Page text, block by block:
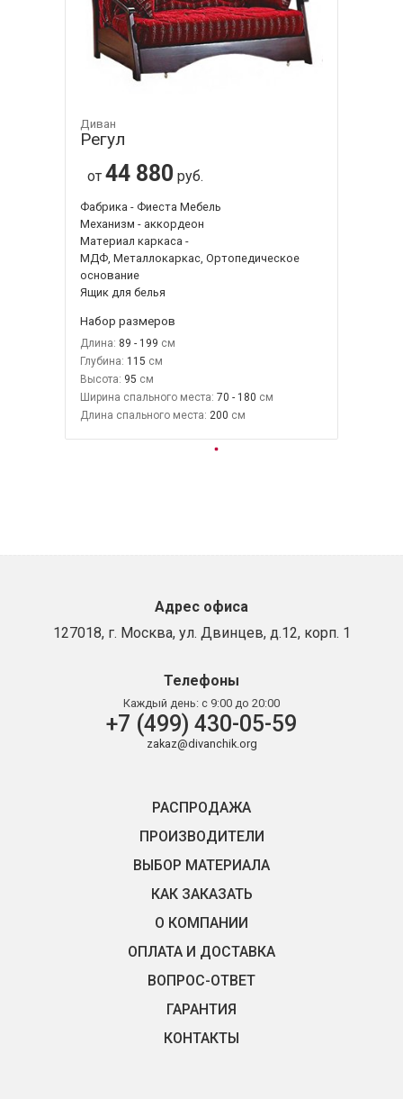
Диван
Регул
от 44 880 руб.
Фабрика - Фиеста Мебель
Механизм - аккордеон
Материал каркаса -
МДФ, Металлокаркас, Ортопедическое
основание
Ящик для белья
Набор размеров
Длина: 89 - 199
Глубина: 115
Высота: 95
Ширина спального места: 70 - 180
Длина спального места: 200
Адрес офиса
127018, г. Москва, ул. Двинцев, д.12, корп. 1
Телефоны
Каждый день: с 9:00 до 20:00
+7 (499) 430-05-59
zakaz@divanchik.org
РАСПРОДАЖА
ПРОИЗВОДИТЕЛИ
ВЫБОР МАТЕРИАЛА
КАК ЗАКАЗАТЬ
О КОМПАНИИ
ОПЛАТА И ДОСТАВКА
ВОПРОС-ОТВЕТ
ГАРАНТИЯ
КОНТАКТЫ